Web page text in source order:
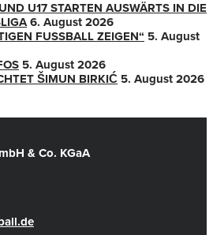
U17 STARTEN AUSWÄRTS IN DIE
6. August 2026
FUSSBALL ZEIGEN“
5. August
5. August 2026
ŠIMUN BIRKIĆ 5. August 2026
& Co. KGaA